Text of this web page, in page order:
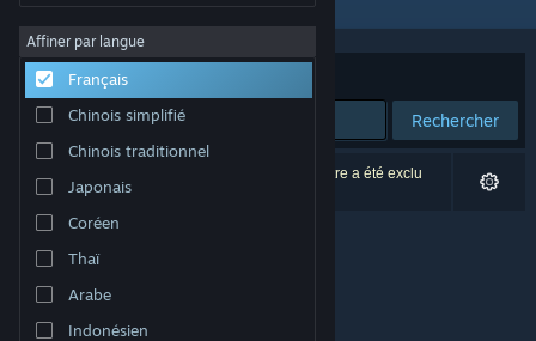
À propos
Support
Changer la langue
Télécharger l'application mobile Steam
Voir version ordi. du site
Affiner par langue
Français
Chinois simplifié
Chinois traditionnel
Japonais
Coréen
Thaï
Arabe
Indonésien
Trier par Pertinence
Rechercher
0 résultats correspondent à votre recherche. 1 titre a été exclu
selon vos préférences.